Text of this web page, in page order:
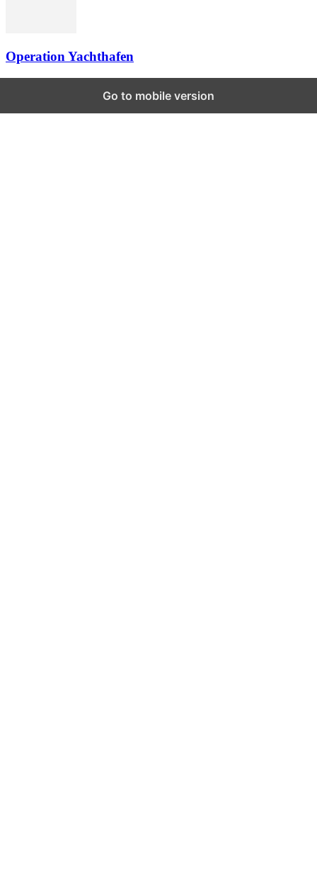
Operation Yachthafen
Go to mobile version